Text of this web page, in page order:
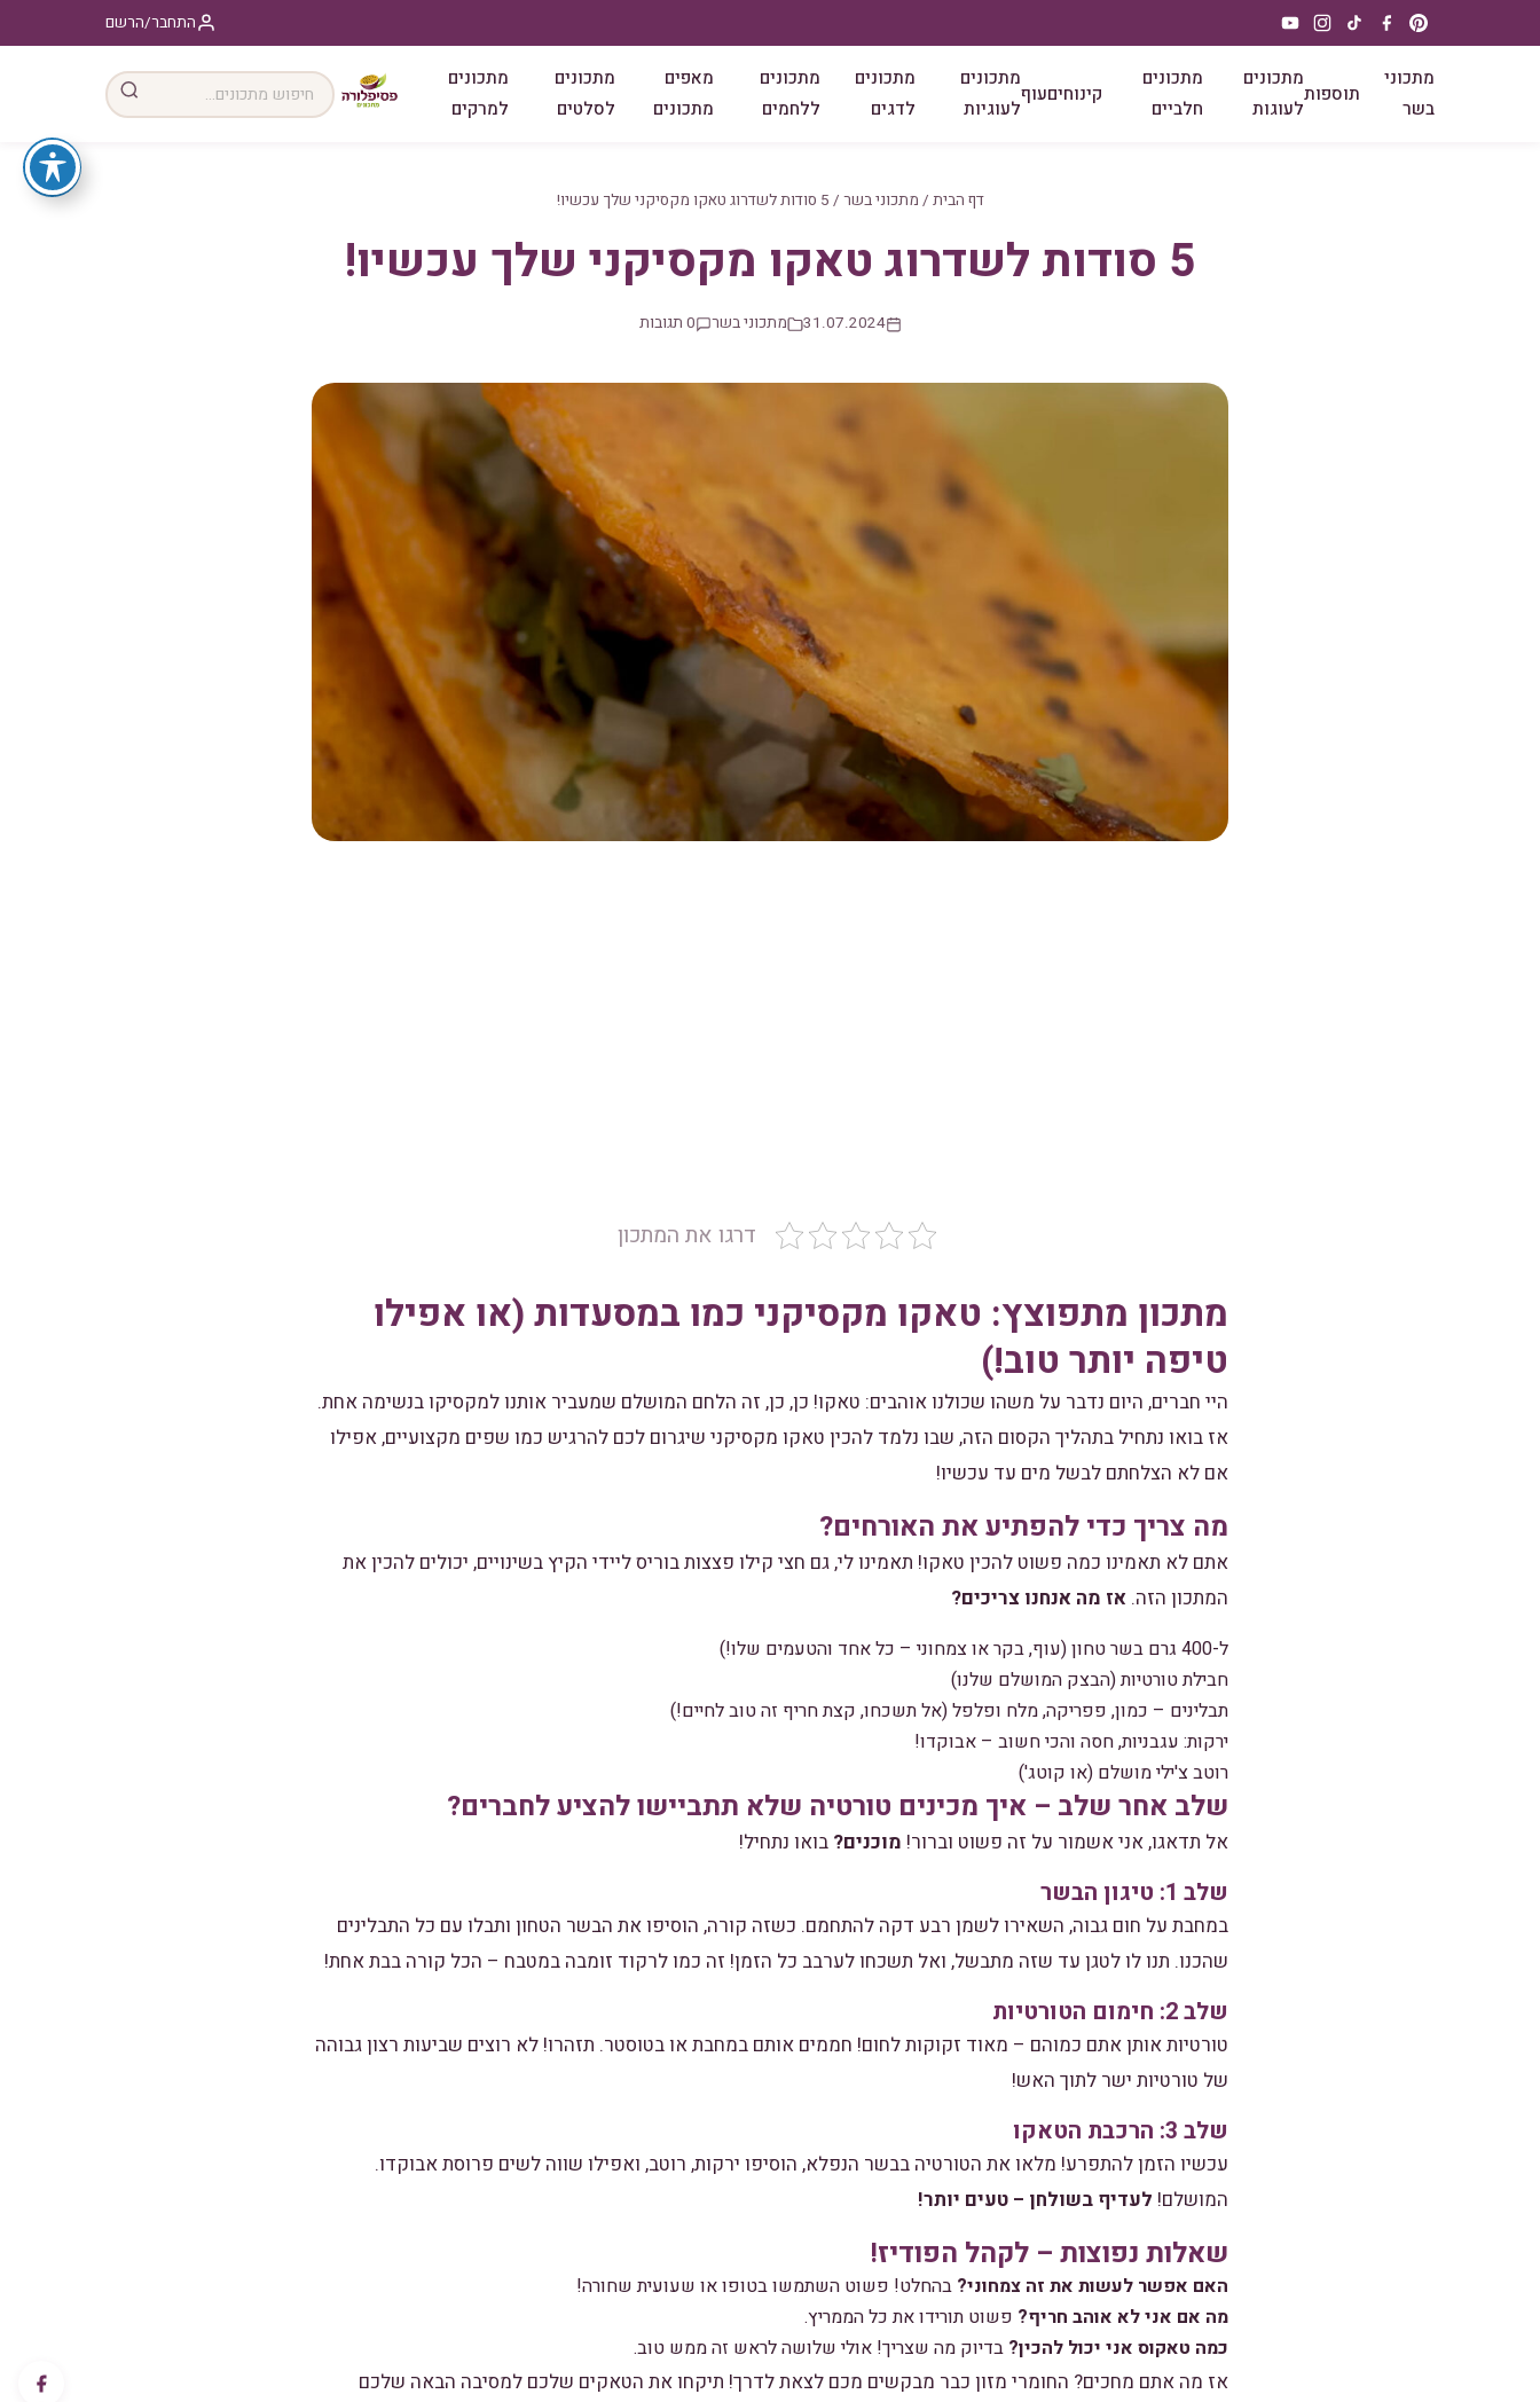
התחבר/הרשם
מתכוני
בשר
תוספות
מתכונים
לעוגות
מתכונים
חלביים
קינוחיםעוף
מתכונים
לעוגיות
מתכונים
לדגים
מתכונים
ללחמים
מאפים
מתכונים
מתכונים
לסלטים
מתכונים
למרקים
דף הבית / מתכוני בשר / 5 סודות לשדרוג טאקו מקסיקני שלך עכשיו!
5 סודות לשדרוג טאקו מקסיקני שלך עכשיו!
31.07.2024 מתכוני בשר 0 תגובות
דרגו את המתכון
מתכון מתפוצץ: טאקו מקסיקני כמו במסעדות (או אפילו
טיפה יותר טוב!)
היי חברים, היום נדבר על משהו שכולנו אוהבים: טאקו! כן, כן, זה הלחם המושלם שמעביר אותנו למקסיקו בנשימה אחת.
אז בואו נתחיל בתהליך הקסום הזה, שבו נלמד להכין טאקו מקסיקני שיגרום לכם להרגיש כמו שפים מקצועיים, אפילו
אם לא הצלחתם לבשל מים עד עכשיו!
מה צריך כדי להפתיע את האורחים?
אתם לא תאמינו כמה פשוט להכין טאקו! תאמינו לי, גם חצי קילו פצצות בוריס ליידי הקיץ בשינויים, יכולים להכין את
המתכון הזה. אז מה אנחנו צריכים?
ל-400 גרם בשר טחון (עוף, בקר או צמחוני – כל אחד והטעמים שלו!)
חבילת טורטיות (הבצק המושלם שלנו)
תבלינים – כמון, פפריקה, מלח ופלפל (אל תשכחו, קצת חריף זה טוב לחיים!)
ירקות: עגבניות, חסה והכי חשוב – אבוקדו!
רוטב צ'ילי מושלם (או קוטג')
שלב אחר שלב – איך מכינים טורטיה שלא תתביישו להציע לחברים?
אל תדאגו, אני אשמור על זה פשוט וברור! מוכנים? בואו נתחיל!
שלב 1: טיגון הבשר
במחבת על חום גבוה, השאירו לשמן רבע דקה להתחמם. כשזה קורה, הוסיפו את הבשר הטחון ותבלו עם כל התבלינים
שהכנו. תנו לו לטגן עד שזה מתבשל, ואל תשכחו לערבב כל הזמן! זה כמו לרקוד זומבה במטבח – הכל קורה בבת אחת!
שלב 2: חימום הטורטיות
טורטיות אותן אתם כמוהם – מאוד זקוקות לחום! חממים אותם במחבת או בטוסטר. תזהרו! לא רוצים שביעות רצון גבוהה
של טורטיות ישר לתוך האש!
שלב 3: הרכבת הטאקו
עכשיו הזמן להתפרע! מלאו את הטורטיה בבשר הנפלא, הוסיפו ירקות, רוטב, ואפילו שווה לשים פרוסת אבוקדו.
המושלם! לעדיף בשולחן – טעים יותר!
שאלות נפוצות – לקהל הפודיז!
האם אפשר לעשות את זה צמחוני? בהחלט! פשוט השתמשו בטופו או שעועית שחורה!
מה אם אני לא אוהב חריף? פשוט תורידו את כל הממריץ.
כמה טאקוס אני יכול להכין? בדיוק מה שצריך! אולי שלושה לראש זה ממש טוב.
אז מה אתם מחכים? החומרי מזון כבר מבקשים מכם לצאת לדרך! תיקחו את הטאקים שלכם למסיבה הבאה שלכם